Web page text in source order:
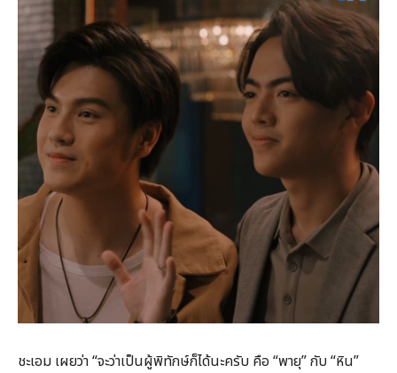
ชะเอม เผยว่า “จะว่าเป็นผู้พิทักษ์ก็ได้นะครับ คือ “พายุ” กับ “หิน”